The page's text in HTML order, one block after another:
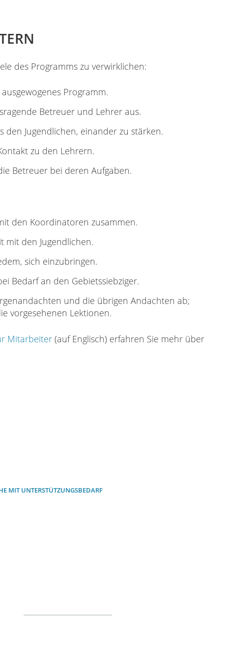
des Programms zu verwirklichen:
Programm.
Betreuer und Lehrer aus.
den Jugendlichen, einander zu stärken.
zu den Lehrern.
Betreuer bei deren Aufgaben.
den Koordinatoren zusammen.
mit den Jugendlichen.
sich einzubringen.
Bedarf an den Gebietssiebziger.
und die übrigen Andachten ab;
vorgesehenen Lektionen.
Mitarbeiter (auf Englisch) erfahren Sie mehr über
MIT UNTERSTÜTZUNGSBEDARF